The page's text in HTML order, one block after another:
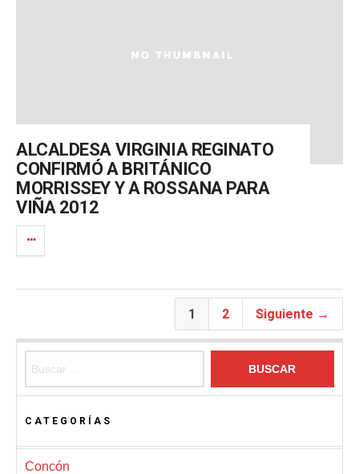
ALCALDESA VIRGINIA REGINATO
CONFIRMÓ A BRITÁNICO
MORRISSEY Y A ROSSANA PARA
VIÑA 2012
1 2 Siguiente →
CATEGORÍAS
Concón